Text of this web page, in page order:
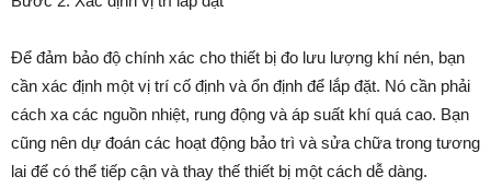
Để đảm bảo độ chính xác cho thiết bị đo lưu lượng khí nén, bạn
cần xác định một vị trí cố định và ổn định để lắp đặt. Nó cần phải
cách xa các nguồn nhiệt, rung động và áp suất khí quá cao. Bạn
cũng nên dự đoán các hoạt động bảo trì và sửa chữa trong tương
lai để có thể tiếp cận và thay thế thiết bị một cách dễ dàng.